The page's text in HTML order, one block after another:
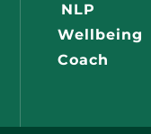
NLP
Wellbeing
Coach